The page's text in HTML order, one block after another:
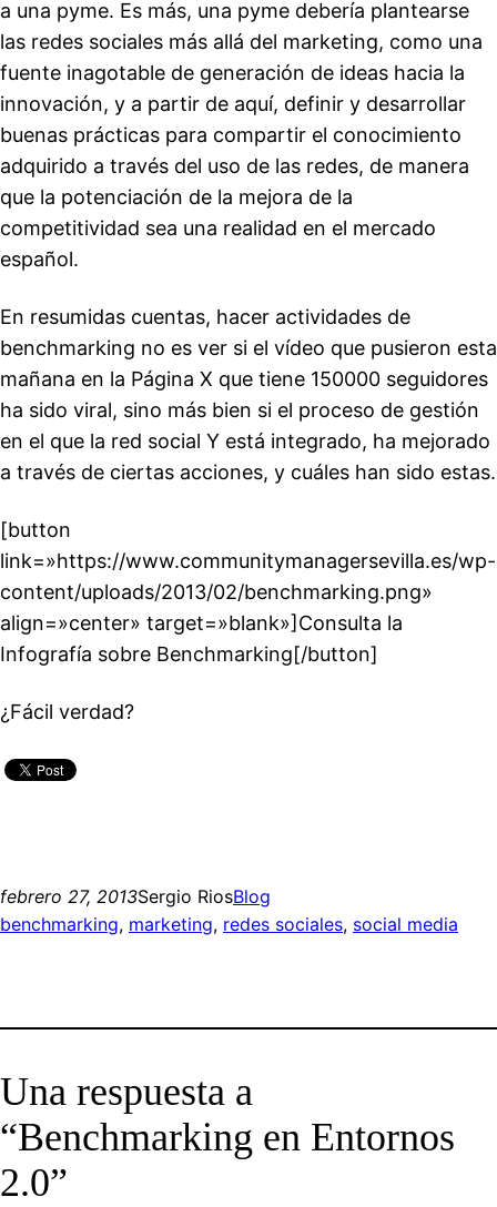
a una pyme. Es más, una pyme debería plantearse
las redes sociales más allá del marketing, como una
fuente inagotable de generación de ideas hacia la
innovación, y a partir de aquí, definir y desarrollar
buenas prácticas para compartir el conocimiento
adquirido a través del uso de las redes, de manera
que la potenciación de la mejora de la
competitividad sea una realidad en el mercado
español.
En resumidas cuentas, hacer actividades de
benchmarking no es ver si el vídeo que pusieron esta
mañana en la Página X que tiene 150000 seguidores
ha sido viral, sino más bien si el proceso de gestión
en el que la red social Y está integrado, ha mejorado
a través de ciertas acciones, y cuáles han sido estas.
[button
link=»https://www.communitymanagersevilla.es/wp-
content/uploads/2013/02/benchmarking.png»
align=»center» target=»blank»]Consulta la
Infografía sobre Benchmarking[/button]
¿Fácil verdad?
febrero 27, 2013Sergio RiosBlog
benchmarking, marketing, redes sociales, social media
Una respuesta a
“Benchmarking en Entornos
2.0”